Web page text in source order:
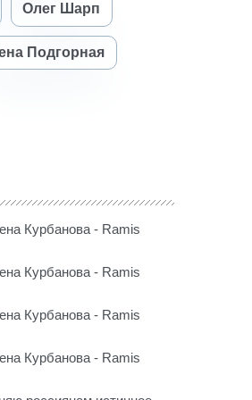
Олег Шарп
Подгорная
Курбанова - Ramis
Курбанова - Ramis
Курбанова - Ramis
Курбанова - Ramis